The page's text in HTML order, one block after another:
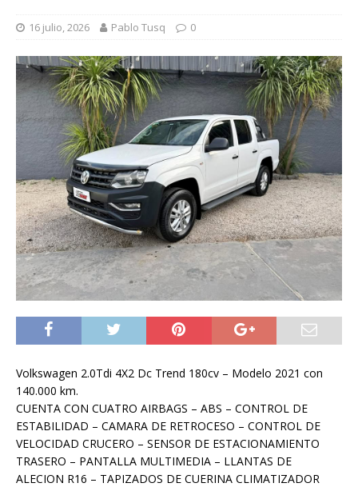
16 julio, 2026 Pablo Tusq 0
Volkswagen 2.0Tdi 4X2 Dc Trend 180cv – Modelo 2021 con
140.000 km.
CUENTA CON CUATRO AIRBAGS – ABS – CONTROL DE
ESTABILIDAD – CAMARA DE RETROCESO – CONTROL DE
VELOCIDAD CRUCERO – SENSOR DE ESTACIONAMIENTO
TRASERO – PANTALLA MULTIMEDIA – LLANTAS DE
ALECION R16 – TAPIZADOS DE CUERINA CLIMATIZADOR